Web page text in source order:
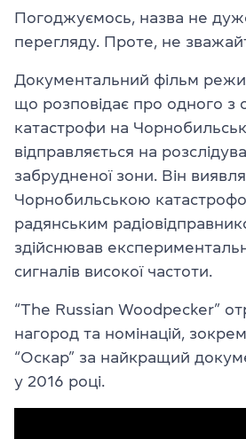
Погоджуємось, назва не
перегляду. Проте, не
Документальний фільм
що розповідає про одного з
катастрофи на
відправляється на
забрудненої зони. Він
Чорнобильською
радянським
здійснював
сигналів високої частоти.
“The Russian Woodpecker”
нагород та номінацій,
“Оскар” за найкращий
у 2016 році.